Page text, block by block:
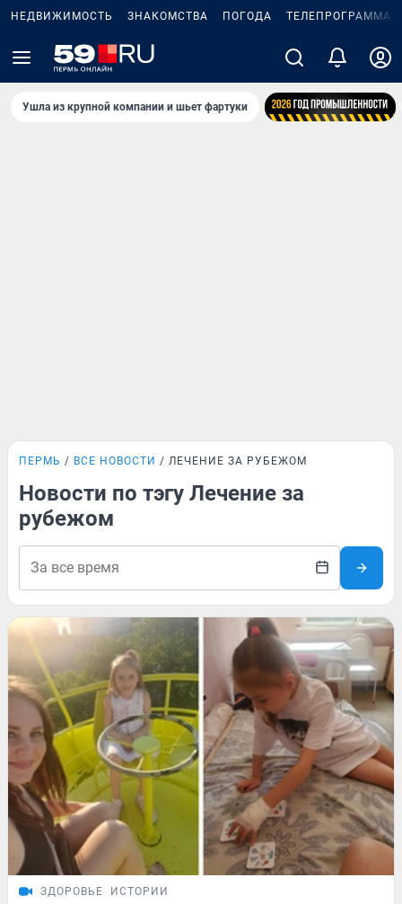
НЕДВИЖИМОСТЬ ЗНАКОМСТВА ПОГОДА ТЕЛЕПРОГРАММА
Ушла из крупной компании и шьет фартуки
ПЕРМЬ ВСЕ НОВОСТИ ЛЕЧЕНИЕ ЗА РУБЕЖОМ
Новости по тэгу Лечение за
рубежом
ЗДОРОВЬЕ ИСТОРИИ